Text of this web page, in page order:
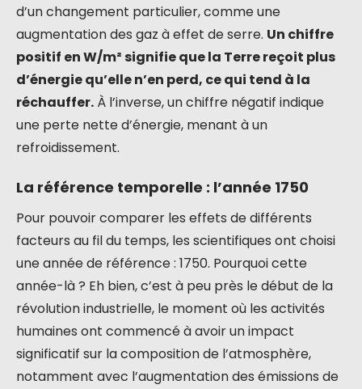
d’un changement particulier, comme une
augmentation des gaz à effet de serre. Un chiffre
positif en W/m² signifie que la Terre reçoit plus
d’énergie qu’elle n’en perd, ce qui tend à la
réchauffer. À l’inverse, un chiffre négatif indique
une perte nette d’énergie, menant à un
refroidissement.
La référence temporelle : l’année 1750
Pour pouvoir comparer les effets de différents
facteurs au fil du temps, les scientifiques ont choisi
une année de référence : 1750. Pourquoi cette
année-là ? Eh bien, c’est à peu près le début de la
révolution industrielle, le moment où les activités
humaines ont commencé à avoir un impact
significatif sur la composition de l’atmosphère,
notamment avec l’augmentation des émissions de